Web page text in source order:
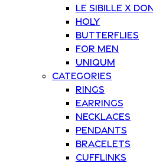
Le Sibille x
Holy
Butterflies
For Men
Uniqum
Categories
Rings
Earrings
Necklaces
Pendants
Bracelets
Cufflinks